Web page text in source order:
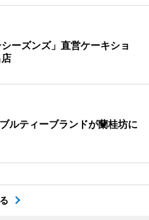
ーズンズ」直営ケーキショ
ルティーブランドが蘭桂坊に